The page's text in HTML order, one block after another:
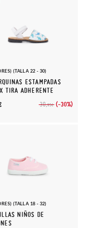
(TALLA 22 - 30)
ESTAMPADAS
TIRA ADHERENTE
30,95€ (-30%)
(TALLA 18 - 32)
NIÑOS DE